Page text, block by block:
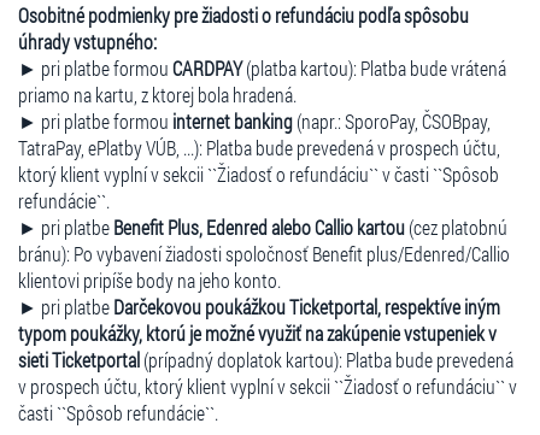
Osobitné podmienky pre žiadosti o refundáciu podľa spôsobu
úhrady vstupného:
► pri platbe formouCARDPAY(platba kartou): Platba bude vrátená
priamo na kartu, z ktorej bola hradená.
► pri platbe formou internet banking(napr.: SporoPay, ČSOBpay,
TatraPay, ePlatby VÚB, ...): Platba bude prevedená v prospech účtu,
ktorý klient vyplní v sekcii ``Žiadosť o refundáciu`` v časti ``Spôsob
refundácie``.
► pri platbeBenefit Plus, Edenred alebo Callio kartou(cez platobnú
bránu): Po vybavení žiadosti spoločnosť Benefit plus/Edenred/Callio
klientovi pripíše body na jeho konto.
► pri platbeDarčekovou poukážkou Ticketportal, respektíve iným
typom poukážky, ktorú je možné využiť na zakúpenie vstupeniek v
sieti Ticketportal(prípadný doplatok kartou): Platba bude prevedená
v prospech účtu, ktorý klient vyplní v sekcii ``Žiadosť o refundáciu`` v
časti ``Spôsob refundácie``.